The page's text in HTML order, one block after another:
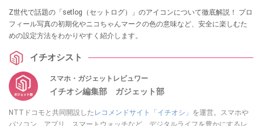
Z世代で話題の「setlog（セットログ）」のアイコンについて徹底解説！ プロ
フィール写真の初期化やニコちゃんマークの色の意味など、安全に楽しむた
めの設定方法をわかりやすく紹介します。
イチオシスト
スマホ・ガジェットレビュワー
イチオシ編集部 ガジェット部
NTTドコモと共同開設した レコメンドサイト「イチオシ」 を運営。スマホや
パソコン、アプリ、スマートウォッチなど、デジタルライフを豊かにするレ